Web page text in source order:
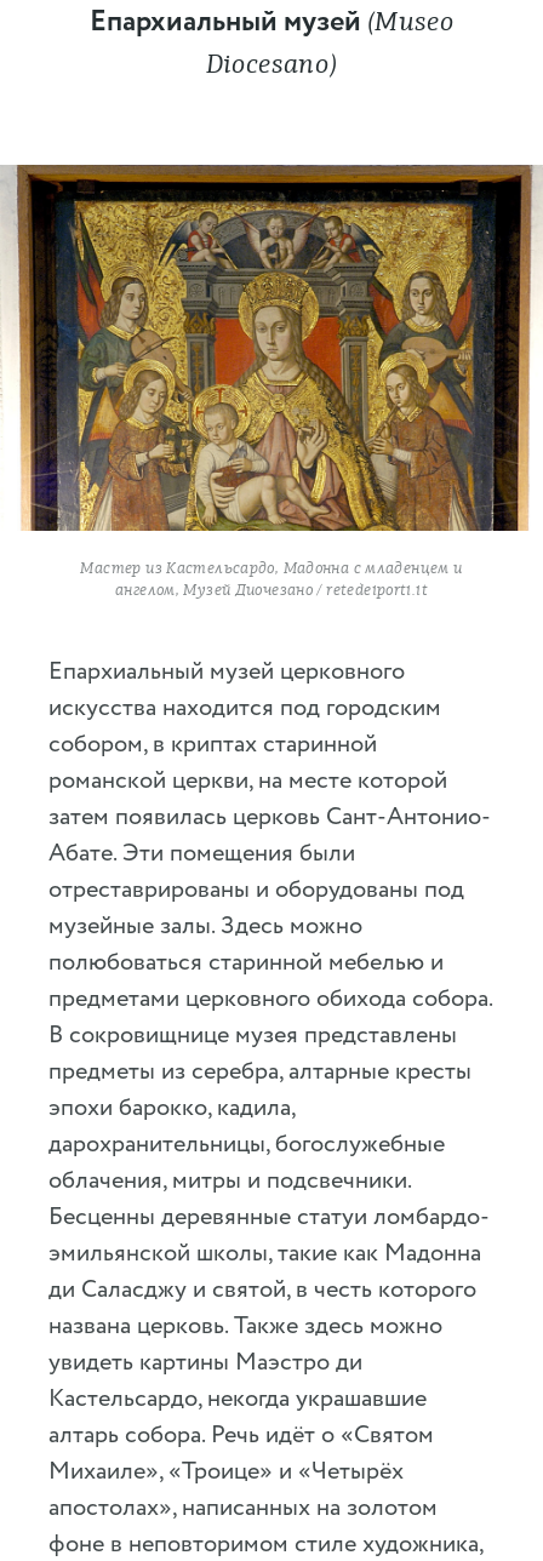
Епархиальный музей (Museo
Diocesano)
Мастер из Кастельсардо, Мадонна с младенцем и
ангелом, Музей Диочезано / retedeiporti.it
Епархиальный музей церковного
искусства находится под городским
собором, в криптах старинной
романской церкви, на месте которой
затем появилась церковь Сант-Антонио-
Абате. Эти помещения были
отреставрированы и оборудованы под
музейные залы. Здесь можно
полюбоваться старинной мебелью и
предметами церковного обихода собора.
В сокровищнице музея представлены
предметы из серебра, алтарные кресты
эпохи барокко, кадила,
дарохранительницы, богослужебные
облачения, митры и подсвечники.
Бесценны деревянные статуи ломбардо-
эмильянской школы, такие как Мадонна
ди Саласджу и святой, в честь которого
названа церковь. Также здесь можно
увидеть картины Маэстро ди
Кастельсардо, некогда украшавшие
алтарь собора. Речь идёт о «Святом
Михаиле», «Троице» и «Четырёх
апостолах», написанных на золотом
фоне в неповторимом стиле художника,